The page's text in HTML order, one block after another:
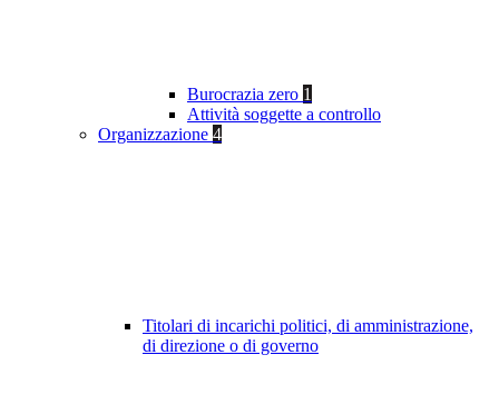
Burocrazia zero 1
Attività soggette a controllo
Organizzazione 4
Titolari di incarichi politici, di amministrazione,
di direzione o di governo